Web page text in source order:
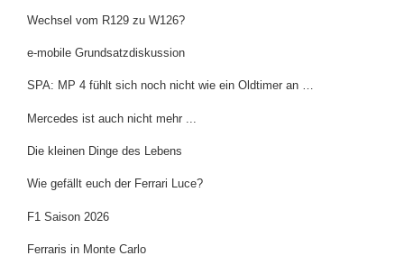
Wechsel vom R129 zu W126?
e-mobile Grundsatzdiskussion
SPA: MP 4 fühlt sich noch nicht wie ein Oldtimer an …
Mercedes ist auch nicht mehr ...
Die kleinen Dinge des Lebens
Wie gefällt euch der Ferrari Luce?
F1 Saison 2026
Ferraris in Monte Carlo